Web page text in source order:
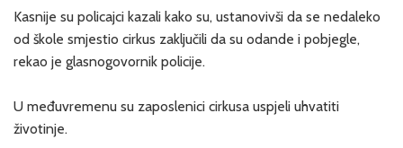
Kasnije su policajci kazali kako su, ustanovivši da se nedaleko
od škole smjestio cirkus zaključili da su odande i pobjegle,
rekao je glasnogovornik policije.
U međuvremenu su zaposlenici cirkusa uspjeli uhvatiti
životinje.